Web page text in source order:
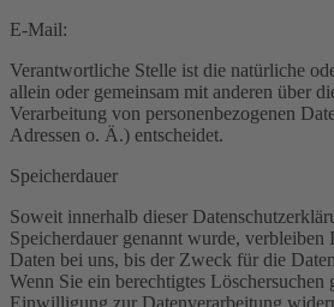
E-Mail:
Verantwortliche Stelle ist die natürliche
allein oder gemeinsam mit anderen über
Verarbeitung von personenbezogenen
Adressen o. Ä.) entscheidet.
Speicherdauer
Soweit innerhalb dieser
Speicherdauer genannt wurde, verbleiben
Daten bei uns, bis der Zweck für die
Wenn Sie ein berechtigtes Löschersuchen
Einwilligung zur Datenverarbeitung